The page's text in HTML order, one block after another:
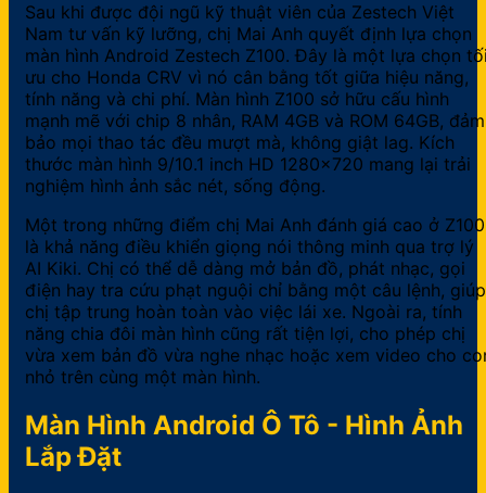
Sau khi được đội ngũ kỹ thuật viên của Zestech Việt
Nam tư vấn kỹ lưỡng, chị Mai Anh quyết định lựa chọn
màn hình Android Zestech Z100. Đây là một lựa chọn
ưu cho Honda CRV vì nó cân bằng tốt giữa hiệu năng,
tính năng và chi phí. Màn hình Z100 sở hữu cấu hình
mạnh mẽ với chip 8 nhân, RAM 4GB và ROM 64GB, đảm
bảo mọi thao tác đều mượt mà, không giật lag. Kích
thước màn hình 9/10.1 inch HD 1280×720 mang lại trải
nghiệm hình ảnh sắc nét, sống động.
Một trong những điểm chị Mai Anh đánh giá cao ở Z100
là khả năng điều khiển giọng nói thông minh qua trợ lý
AI Kiki. Chị có thể dễ dàng mở bản đồ, phát nhạc, gọi
điện hay tra cứu phạt nguội chỉ bằng một câu lệnh, giúp
chị tập trung hoàn toàn vào việc lái xe. Ngoài ra, tính
năng chia đôi màn hình cũng rất tiện lợi, cho phép chị
vừa xem bản đồ vừa nghe nhạc hoặc xem video cho
nhỏ trên cùng một màn hình.
Màn Hình Android Ô Tô - Hình Ảnh
Lắp Đặt